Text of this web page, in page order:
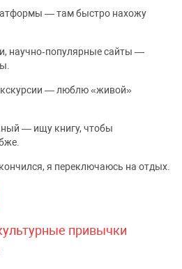
— там быстро нахожу
научно‑популярные сайты —
— люблю «живой»
— ищу книгу, чтобы
я переключаюсь на отдых.
привычки